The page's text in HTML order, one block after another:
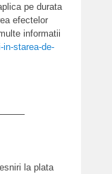
pe durata
efectelor
informatii
in-starea-de-
la plata